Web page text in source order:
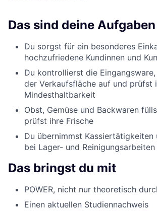
Das sind deine Aufgaben
Du sorgst für ein besonderes
hochzufriedene Kundinnen und
Du kontrollierst die
der Verkaufsfläche auf und prüfst
Mindesthaltbarkeit
Obst, Gemüse und Backwaren
prüfst ihre Frische
Du übernimmst
bei Lager- und Reinigungsarbeiten
Das bringst du mit
POWER, nicht nur theoretisch
Einen aktuellen Studiennachweis